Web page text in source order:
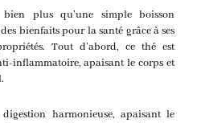
plus qu’une simple boisson
bienfaits pour la santé grâce à ses
Tout d’abord, ce thé est
inflammatoire, apaisant le corps et
harmonieuse, apaisant le